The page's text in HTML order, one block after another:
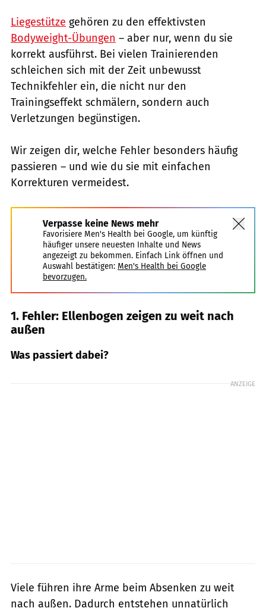
Liegestütze gehören zu den effektivsten
Bodyweight-Übungen – aber nur, wenn du sie
korrekt ausführst. Bei vielen Trainierenden
schleichen sich mit der Zeit unbewusst
Technikfehler ein, die nicht nur den
Trainingseffekt schmälern, sondern auch
Verletzungen begünstigen.
Wir zeigen dir, welche Fehler besonders häufig
passieren – und wie du sie mit einfachen
Korrekturen vermeidest.
Verpasse keine News mehr
Favorisiere Men's Health bei Google, um künftig
häufiger unsere neuesten Inhalte und News
angezeigt zu bekommen. Einfach Link öffnen und
Auswahl bestätigen: Men's Health bei Google
bevorzugen.
1. Fehler: Ellenbogen zeigen zu weit nach
außen
Was passiert dabei?
ANZEIGE
Viele führen ihre Arme beim Absenken zu weit
nach außen. Dadurch entstehen unnatürlich